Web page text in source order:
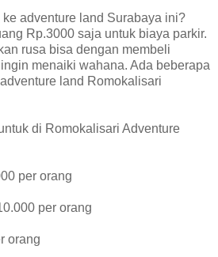
adventure land Surabaya ini?
Rp.3000 saja untuk biaya parkir.
rusa bisa dengan membeli
menaiki wahana. Ada beberapa
land Romokalisari
di Romokalisari Adventure
per orang
per orang
orang